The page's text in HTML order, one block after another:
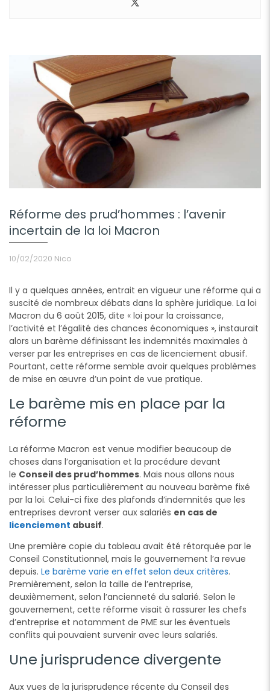
Réforme des prud’hommes : l’avenir
incertain de la loi Macron
10/02/2020 Nico
Il y a quelques années, entrait en vigueur une réforme qui a
suscité de nombreux débats dans la sphère juridique. La loi
Macron du 6 août 2015, dite « loi pour la croissance,
l’activité et l’égalité des chances économiques », instaurait
alors un barème définissant les indemnités maximales à
verser par les entreprises en cas de licenciement abusif.
Pourtant, cette réforme semble avoir quelques problèmes
de mise en œuvre d’un point de vue pratique.
Le barème mis en place par la
réforme
La réforme Macron est venue modifier beaucoup de
choses dans l’organisation et la procédure devant
le Conseil des prud’hommes. Mais nous allons nous
intéresser plus particulièrement au nouveau barème fixé
par la loi. Celui-ci fixe des plafonds d’indemnités que les
entreprises devront verser aux salariés en cas de
licenciement abusif.
Une première copie du tableau avait été rétorquée par le
Conseil Constitutionnel, mais le gouvernement l’a revue
depuis. Le barème varie en effet selon deux critères.
Premièrement, selon la taille de l’entreprise,
deuxièmement, selon l’ancienneté du salarié. Selon le
gouvernement, cette réforme visait à rassurer les chefs
d’entreprise et notamment de PME sur les éventuels
conflits qui pouvaient survenir avec leurs salariés.
Une jurisprudence divergente
Aux vues de la jurisprudence récente du Conseil des